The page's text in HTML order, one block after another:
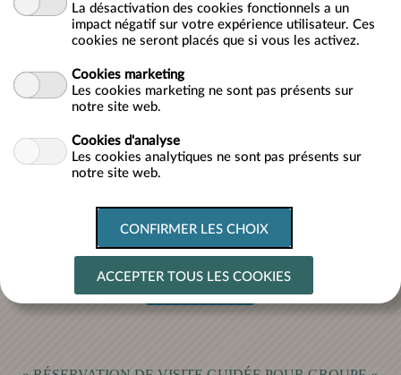
du Musée de l'Ardoise,Haut-
Martelange !
Johanna jusqu'à -42 m de profondeur.
*Le parcours souterrain n'est accessible qu'à partir de 4 ans - Chaussures
fermées & veste !
TICKETS
La désactivation des cookies fonctionnels a un
impact négatif sur votre expérience utilisateur. Ces
cookies ne seront placés que si vous les activez.
Cookies marketing
Les cookies marketing ne sont pas présents sur
notre site web.
Cookies d'analyse
Les cookies analytiques ne sont pas présents sur
notre site web.